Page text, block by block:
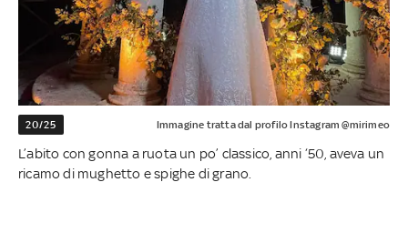
20/25 Immagine tratta dal profilo Instagram @mirimeo
L’abito con gonna a ruota un po’ classico, anni ‘50, aveva un
ricamo di mughetto e spighe di grano.